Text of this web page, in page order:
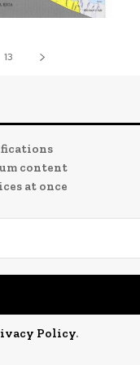
13
content
at once
Policy.